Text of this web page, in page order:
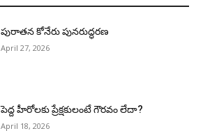
పురాత‌న కోనేరు పున‌రుద్ధ‌ర‌ణ
April 27, 2026
పెద్ద హీరోల‌కు ప్రేక్ష‌కులంటే గౌర‌వం లేదా?
April 18, 2026